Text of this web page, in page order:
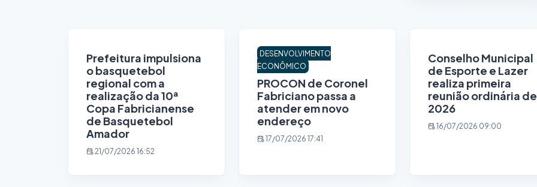
Prefeitura impulsiona
o basquetebol
regional com a
realização da 10ª
Copa Fabricianense
de Basquetebol
Amador
21/07/2026 16:52
DESENVOLVIMENTO
ECONÔMICO
PROCON de Coronel
Fabriciano passa a
atender em novo
endereço
17/07/2026 17:41
Conselho Municipal
de Esporte e Lazer
realiza primeira
reunião ordinária de
2026
16/07/2026 09:00